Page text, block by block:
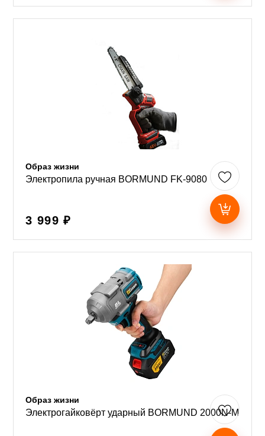
Образ жизни
Электропила ручная BORMUND FK-9080
3 999 ₽
Образ жизни
Электрогайковёрт ударный BORMUND 2000N-M